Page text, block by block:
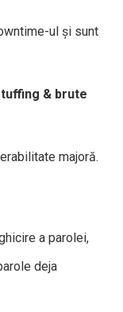
ul și sunt
& brute
majoră.
a parolei,
deja